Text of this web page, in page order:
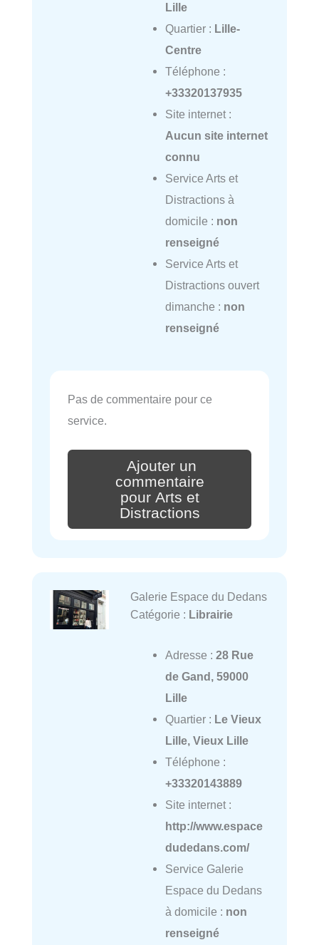
Lille
Quartier : Lille-
Centre
Téléphone :
+33320137935
Site internet :
Aucun site internet
connu
Service Arts et
Distractions à
domicile : non
renseigné
Service Arts et
Distractions ouvert
dimanche : non
renseigné
Pas de commentaire pour ce
service.
Ajouter un
commentaire
pour Arts et
Distractions
Galerie Espace du Dedans
Catégorie : Librairie
Adresse : 28 Rue
de Gand, 59000
Lille
Quartier : Le Vieux
Lille, Vieux Lille
Téléphone :
+33320143889
Site internet :
http://www.espace
dudedans.com/
Service Galerie
Espace du Dedans
à domicile : non
renseigné